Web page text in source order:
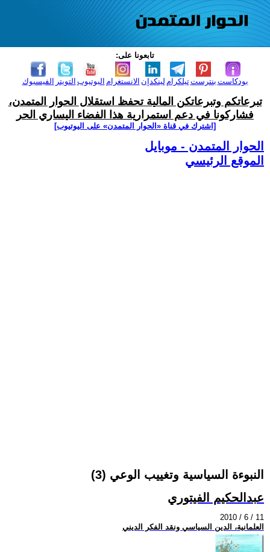
تابعونا على:
الفيسبوك التويتر اليوتيوب الانستغرام لينكدإن تيلكرامبنترست بودكاست
تبرعاتكم وتبرعاتكن المالية تحفظ استقلال الحوار المتمدن،
فشاركونا في دعم استمرارية هذا الفضاء اليساري الحر
[اشترك في قناة ‫«الحوار المتمدن» على اليوتيوب]
الحوار المتمدن - موبايل
الموقع الرئيسي
النبوءة السياسية وتغييب الوعي (3)
عبدالحكيم الفيتوري
2010 / 6 / 11
العلمانية، الدين السياسي ونقد الفكر الديني